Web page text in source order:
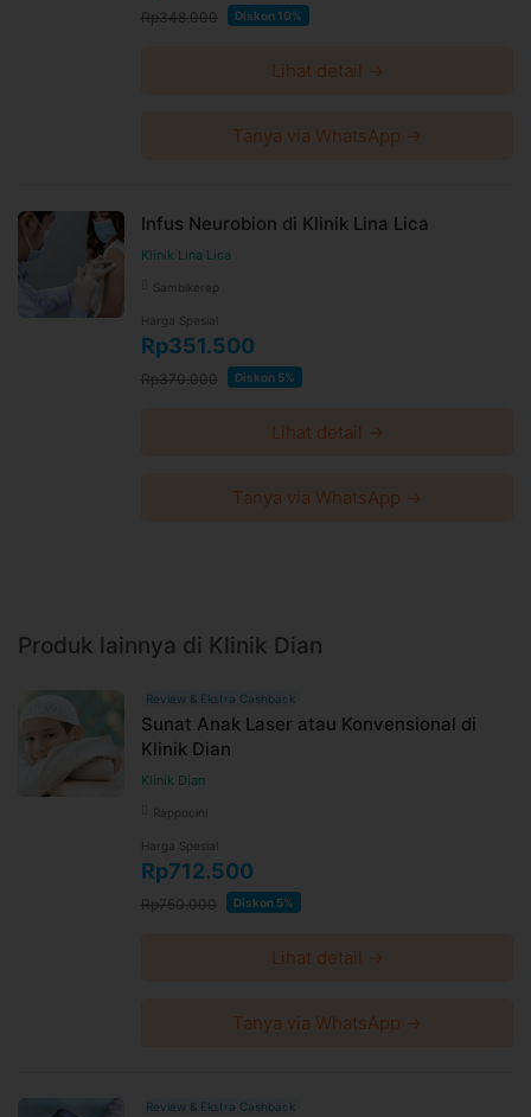
Rp348.000 Diskon 10%
Lihat detail →
Tanya via WhatsApp →
Infus Neurobion di Klinik Lina Lica
Klinik Lina Lica
Sambikerep
Harga Spesial
Rp351.500
Rp370.000 Diskon 5%
Lihat detail →
Tanya via WhatsApp →
Produk lainnya di Klinik Dian
Review & Ekstra Cashback
Sunat Anak Laser atau Konvensional di
Klinik Dian
Klinik Dian
Rappocini
Harga Spesial
Rp712.500
Rp750.000 Diskon 5%
Lihat detail →
Tanya via WhatsApp →
Review & Ekstra Cashback